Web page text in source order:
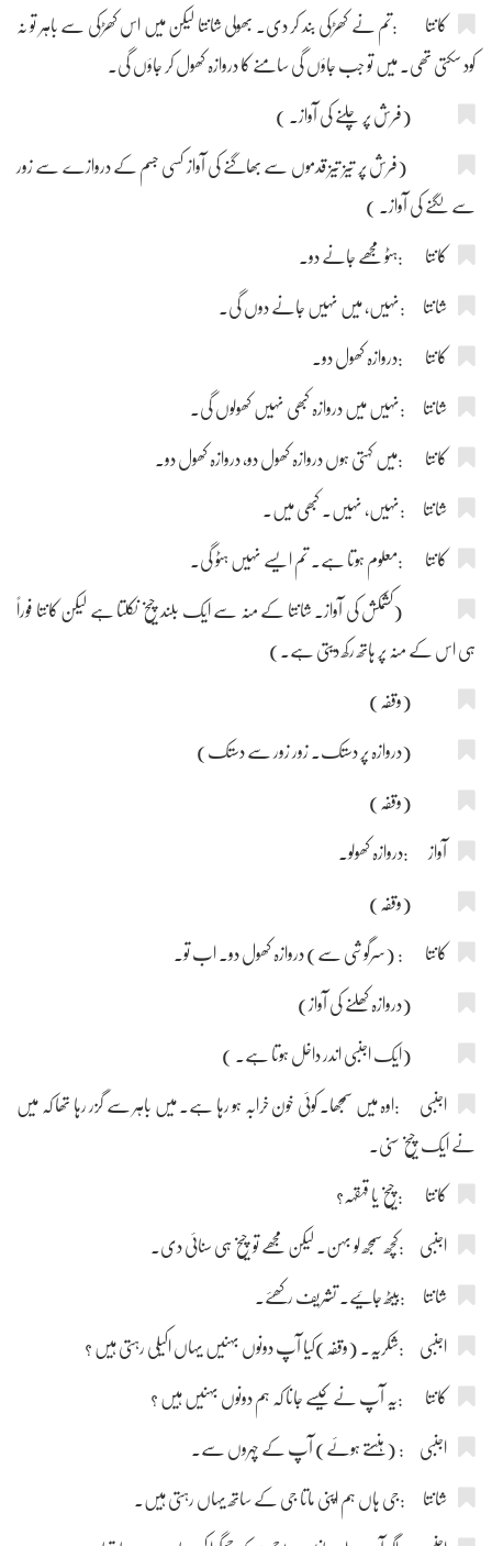
کانتا :تم نے کھڑکی بند کر دی۔ بھولی شانتا لیکن میں اس کھڑکی سے باہر تو نہ
کود سکتی تھی۔ میں تو جب جاؤں گی سامنے کا دروازہ کھول کر جاؤں گی۔
(فرش پر چلنے کی آواز۔ )
(فرش پر تیز تیز قدموں سے بھاگنے کی آواز کسی جسم کے دروازے سے زور
سے لگنے کی آواز۔ )
کانتا :ہٹو مجھے جانے دو۔
شانتا :نہیں، میں نہیں جانے دوں گی۔
کانتا :دروازہ کھول دو۔
شانتا :نہیں میں دروازہ کبھی نہیں کھولوں گی۔
کانتا :میں کہتی ہوں دروازہ کھول دو، دروازہ کھول دو۔
شانتا :نہیں، نہیں۔ کبھی میں۔
کانتا :معلوم ہوتا ہے۔ تم ایسے نہیں ہٹو گی۔
(کشمکش کی آواز۔ شانتا کے منہ سے ایک بلند چیخ نکلتا ہے لیکن کانتا فوراً
ہی اس کے منہ پر ہاتھ رکھ دیتی ہے۔)
(وقفہ)
(دروازہ پر دستک۔ زور زور سے دستک)
(وقفہ)
آواز :دروازہ کھولو۔
(وقفہ)
کانتا : (سرگوشی سے) دروازہ کھول دو۔ اب تو۔
(دروازہ کھلنے کی آواز)
(ایک اجنبی اندر داخل ہوتا ہے۔ )
اجنبی :اوہ میں سمجھا۔ کوئی خون خرابہ ہو رہا ہے۔ میں باہر سے گزر رہا تھا کہ میں
نے ایک چیخ سنی۔
کانتا :چیخ یا قہقہہ؟
اجنبی :کچھ سمجھ لو بہن۔ لیکن مجھے تو چیخ ہی سنائی دی۔
شانتا :بیٹھ جائیے۔ تشریف رکھئے۔
اجنبی :شکریہ۔ (وقفہ)کیا آپ دونوں بہنیں یہاں اکیلی رہتی ہیں ؟
کانتا :یہ آپ نے کیسے جانا کہ ہم دونوں بہنیں ہیں ؟
اجنبی : (ہنستے ہوئے) آپ کے چہروں سے۔
شانتا :جی ہاں ہم اپنی ماتا جی کے ساتھ یہاں رہتی ہیں۔